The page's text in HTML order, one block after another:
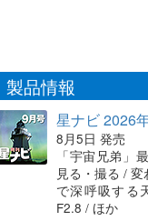
製品情報
星ナビ 2026
8月5日 発売
「宇宙兄弟」
見る・撮る /
で深呼吸する
F2.8 / ほか